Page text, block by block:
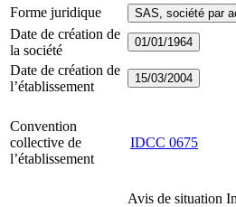
Forme juridique SAS, société par
Date de création de
la société
01/01/1964
Date de création de
l’établissement
15/03/2004
Convention
collective de
l’établissement
IDCC 0675
Avis de situation